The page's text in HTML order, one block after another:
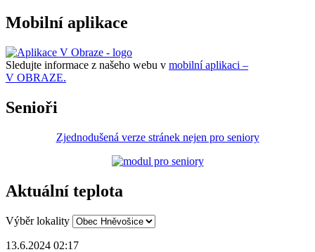
Mobilní aplikace
Sledujte informace z našeho webu v mobilní aplikaci –
V OBRAZE.
Senioři
Zjednodušená verze stránek nejen pro seniory
Aktuální teplota
Výběr lokality
13.6.2024 02:17